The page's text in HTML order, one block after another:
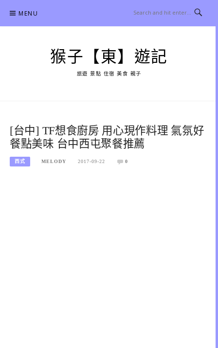
content
MENU
猴子【東】遊記
旅遊 景點 住宿 美食 親子
[台中] TF想食廚房 用心現作料理 氣氛好
餐點美味 台中西屯聚餐推薦
西式 MELODY 2017-09-22 0